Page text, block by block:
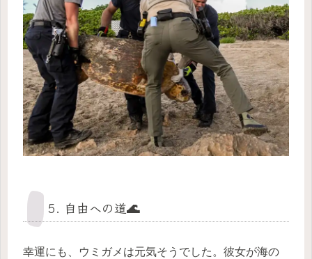
5. 自由への道🌊
幸運にも、ウミガメは元気そうでした。彼女が海の